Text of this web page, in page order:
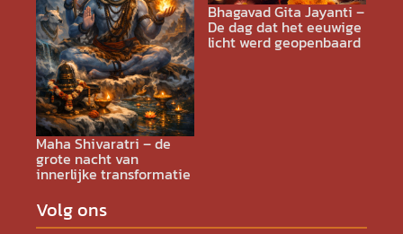
Maha Shivaratri – de
grote nacht van
innerlijke transformatie
Bhagavad Gita Jayanti –
De dag dat het eeuwige
licht werd geopenbaard
Volg ons